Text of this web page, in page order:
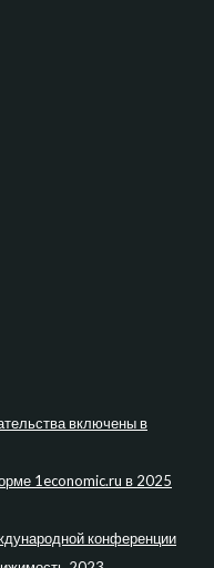
включены в
1economic.ru в 2025
конференции